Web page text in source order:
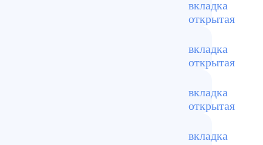
мочи, экскрементов
без ухода.
устраняют загрязнения
удалить пятна, шерсть и